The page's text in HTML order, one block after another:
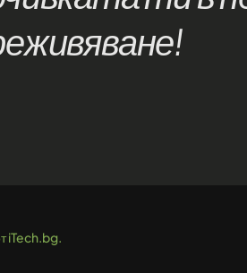
iTech.bg.